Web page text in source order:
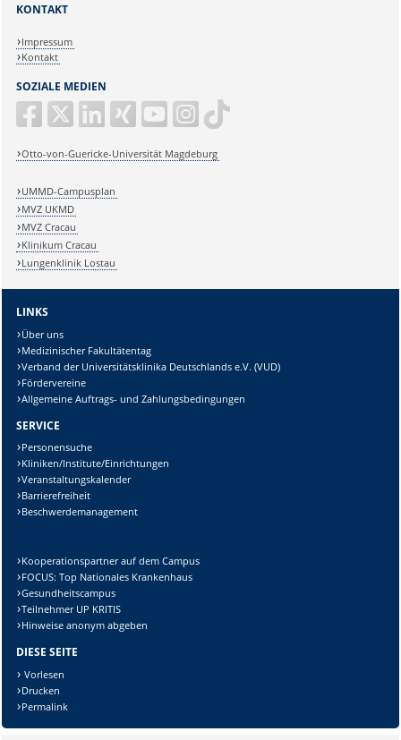
SOZIALE MEDIEN
Otto-von-Guericke-Universität Magdeburg
KONTAKT
Impressum
Kontakt
UMMD-Campusplan
MVZ UKMD
MVZ Cracau
Klinikum Cracau
Lungenklinik Lostau
LINKS
Über uns
Medizinischer Fakultätentag
Verband der Universitätsklinika Deutschlands e.V. (VUD)
Fördervereine
Allgemeine Auftrags- und Zahlungsbedingungen
SERVICE
Personensuche
Kliniken/Institute/Einrichtungen
Veranstaltungskalender
Barrierefreiheit
Beschwerdemanagement
Kooperationspartner auf dem Campus
FOCUS: Top Nationales Krankenhaus
Gesundheitscampus
Teilnehmer UP KRITIS
Hinweise anonym abgeben
DIESE SEITE
Vorlesen
Drucken
Permalink